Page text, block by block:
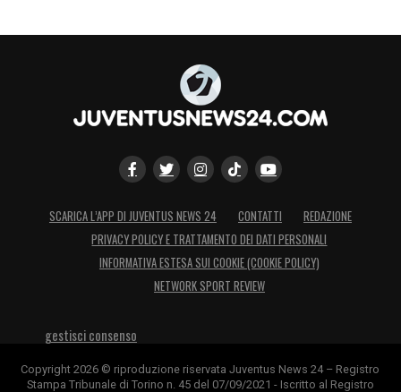
SCARICA L’APP DI JUVENTUS NEWS 24 CONTATTI
REDAZIONE
PRIVACY POLICY E TRATTAMENTO DEI DATI PERSONALI
INFORMATIVA ESTESA SUI COOKIE (COOKIE POLICY)
NETWORK SPORT REVIEW
gestisci consenso
Copyright 2026 © riproduzione riservata Juventus News 24 – Registro
Stampa Tribunale di Torino n. 45 del 07/09/2021 - Iscritto al Registro